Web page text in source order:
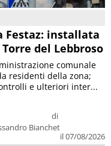
Festaz: installata
del Lebbroso
di
Bianchet
il 07/08/2026
comunale
residenti della zona;
e ulteriori inter...